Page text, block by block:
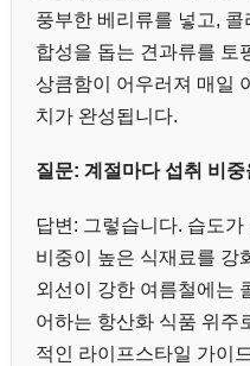
풍부한 베리류를 넣고,
합성을 돕는 견과류를 토
상큼함이 어우러져 매일
치가 완성됩니다.
질문: 계절마다 섭취 비
답변: 그렇습니다. 습도
비중이 높은 식재료를 강
외선이 강한 여름철에는
어하는 항산화 식품 위주
적인 라이프스타일 가이